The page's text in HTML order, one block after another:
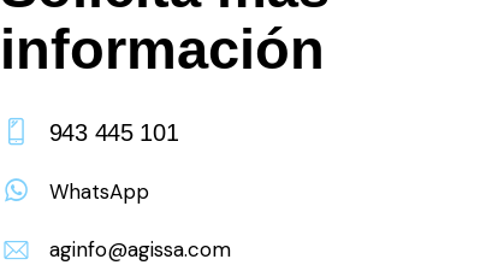
información
943 445 101
WhatsApp
aginfo@agissa.com